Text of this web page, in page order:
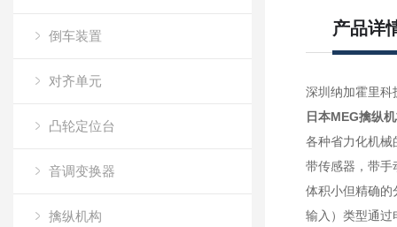
倒车装置
对齐单元
凸轮定位台
音调变换器
擒纵机构
产品详
深圳纳加霍里科
日本MEG擒纵
各种省力化机械
带传感器，带手
体积小但精确的
输入）类型通过